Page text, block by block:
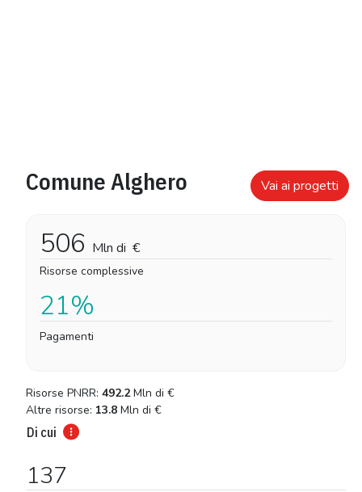
Comune Alghero Vai ai progetti
506 Mln di €
Risorse complessive
21%
Pagamenti
Risorse PNRR: 492.2 Mln di €
Altre risorse: 13.8 Mln di €
Di cui
137